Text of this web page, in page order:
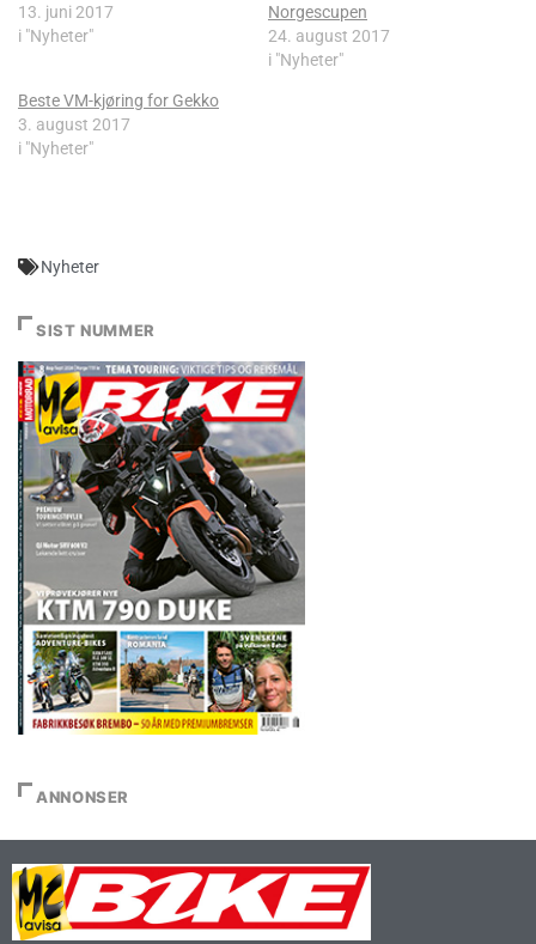
13. juni 2017
i "Nyheter"
Norgescupen
24. august 2017
i "Nyheter"
Beste VM-kjøring for Gekko
3. august 2017
i "Nyheter"
Nyheter
SIST NUMMER
ANNONSER